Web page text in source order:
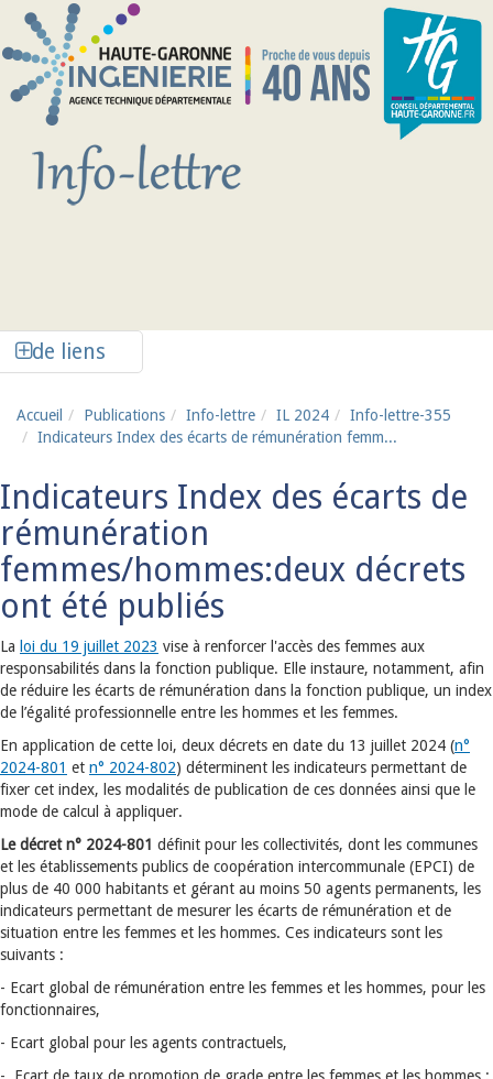
Aller au contenu principal
de liens
Accueil Publications Info-lettre IL 2024
Info-lettre-355
Indicateurs Index des écarts de rémunération femm...
Indicateurs Index des écarts de
rémunération
femmes/hommes:deux décrets
ont été publiés
La loi du 19 juillet 2023 vise à renforcer l'accès des femmes aux
responsabilités dans la fonction publique. Elle instaure, notamment, afin
de réduire les écarts de rémunération dans la fonction publique, un index
de l’égalité professionnelle entre les hommes et les femmes.
En application de cette loi, deux décrets en date du 13 juillet 2024 (n°
2024-801 et n° 2024-802) déterminent les indicateurs permettant de
fixer cet index, les modalités de publication de ces données ainsi que le
mode de calcul à appliquer.
Le décret n° 2024-801 définit pour les collectivités, dont les communes
et les établissements publics de coopération intercommunale (EPCI) de
plus de 40 000 habitants et gérant au moins 50 agents permanents, les
indicateurs permettant de mesurer les écarts de rémunération et de
situation entre les femmes et les hommes. Ces indicateurs sont les
suivants :
- Ecart global de rémunération entre les femmes et les hommes, pour les
fonctionnaires,
- Ecart global pour les agents contractuels,